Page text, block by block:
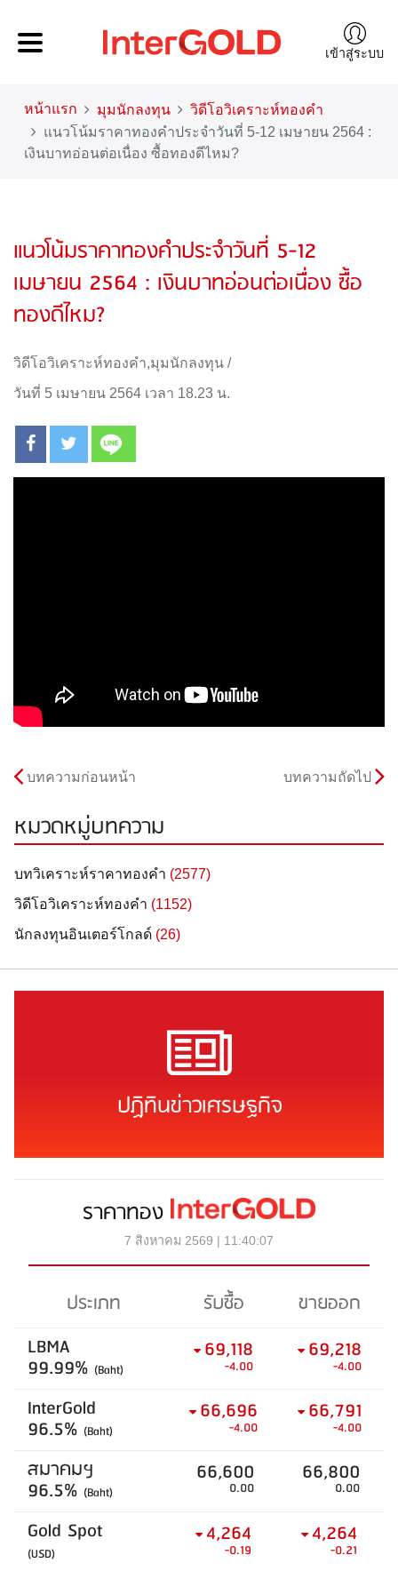
เข้าสู่ระบบ
หน้าแรก มุมนักลงทุน
วิดีโอวิเคราะห์ทองคำ
แนวโน้มราคาทองคำประจำวันที่ 5-12 เมษายน 2564 :
เงินบาทอ่อนต่อเนื่อง ซื้อทองดีไหม?
แนวโน้มราคาทองคำประจำวันที่ 5-12
เมษายน 2564 : เงินบาทอ่อนต่อเนื่อง ซื้อ
ทองดีไหม?
วิดีโอวิเคราะห์ทองคำ,มุมนักลงทุน /
วันที่ 5 เมษายน 2564 เวลา 18.23 น.
บทความก่อนหน้า บทความถัดไป
หมวดหมู่บทความ
บทวิเคราะห์ราคาทองคำ (2577)
วิดีโอวิเคราะห์ทองคำ (1152)
นักลงทุนอินเตอร์โกลด์ (26)
ปฏิทินข่าวเศรษฐกิจ
ราคาทอง
7 สิงหาคม 2569 | 11:40:07
ประเภท รับซื้อ
ขายออก
LBMA
99.99% (Baht)
69,118
-4.00
69,218
-4.00
InterGold
96.5% (Baht)
66,696
-4.00
66,791
-4.00
สมาคมฯ
96.5% (Baht)
66,600
0.00
66,800
0.00
Gold Spot
(USD)
4,264
-0.19
4,264
-0.21